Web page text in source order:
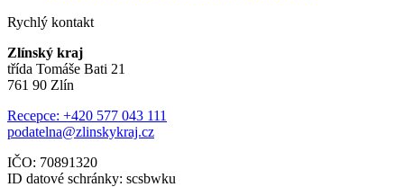
Rychlý kontakt
Zlínský kraj
třída Tomáše Bati 21
761 90 Zlín
Recepce: +420 577 043 111
podatelna@zlinskykraj.cz
IČO: 70891320
ID datové schránky: scsbwku